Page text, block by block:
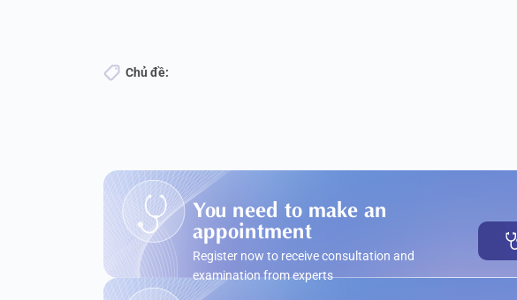
Chủ đề:
You need to make an
appointment
Register now to receive consultation and
examination from experts